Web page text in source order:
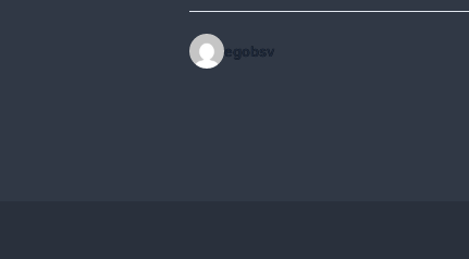
egobsv